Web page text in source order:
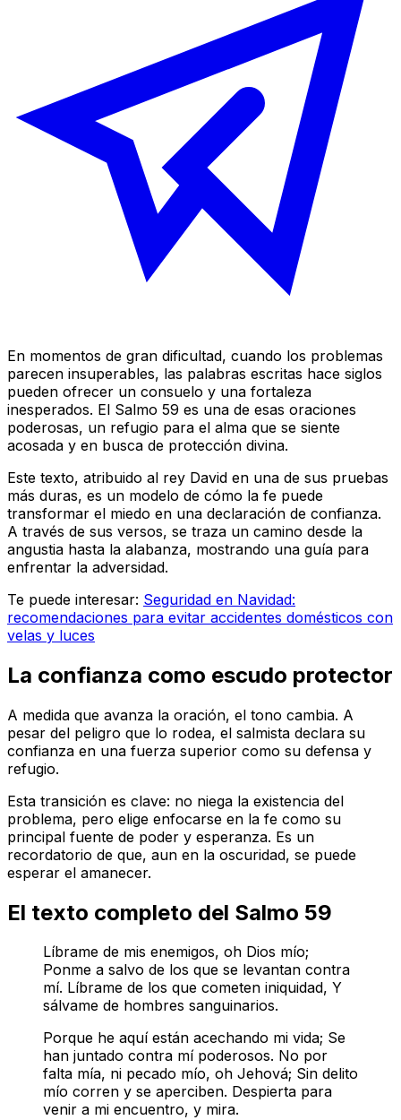
En momentos de gran dificultad, cuando los problemas
parecen insuperables, las palabras escritas hace siglos
pueden ofrecer un consuelo y una fortaleza
inesperados. El Salmo 59 es una de esas oraciones
poderosas, un refugio para el alma que se siente
acosada y en busca de protección divina.
Este texto, atribuido al rey David en una de sus pruebas
más duras, es un modelo de cómo la fe puede
transformar el miedo en una declaración de confianza.
A través de sus versos, se traza un camino desde la
angustia hasta la alabanza, mostrando una guía para
enfrentar la adversidad.
Te puede interesar: Seguridad en Navidad:
recomendaciones para evitar accidentes domésticos con
velas y luces
La confianza como escudo protector
A medida que avanza la oración, el tono cambia. A
pesar del peligro que lo rodea, el salmista declara su
confianza en una fuerza superior como su defensa y
refugio.
Esta transición es clave: no niega la existencia del
problema, pero elige enfocarse en la fe como su
principal fuente de poder y esperanza. Es un
recordatorio de que, aun en la oscuridad, se puede
esperar el amanecer.
El texto completo del Salmo 59
Líbrame de mis enemigos, oh Dios mío;
Ponme a salvo de los que se levantan contra
mí. Líbrame de los que cometen iniquidad, Y
sálvame de hombres sanguinarios.
Porque he aquí están acechando mi vida; Se
han juntado contra mí poderosos. No por
falta mía, ni pecado mío, oh Jehová; Sin delito
mío corren y se aperciben. Despierta para
venir a mi encuentro, y mira.